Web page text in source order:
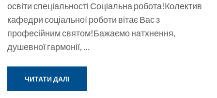
освіти спеціальності Соціальна робота!Колектив
кафедри соціальної роботи вітає Вас з
професійним святом!Бажаємо натхнення,
душевної гармонії, …
ЧИТАТИ ДАЛІ